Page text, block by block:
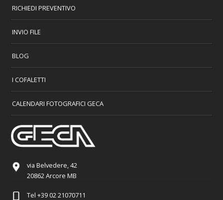
RICHIEDI PREVENTIVO
INVIO FILE
BLOG
I COFALETTI
CALENDARI FOTOGRAFICI GECA
via Belvedere, 42
20862 Arcore MB
Tel +39 02 21070711